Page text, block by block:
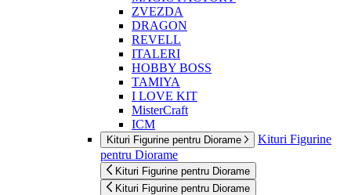
ZVEZDA
DRAGON
REVELL
ITALERI
HOBBY BOSS
TAMIYA
I LOVE KIT
MisterCraft
ICM
Kituri Figurine pentru Diorame
Kituri Figurine
pentru Diorame
Kituri Figurine pentru Diorame
Kituri Figurine pentru Diorame